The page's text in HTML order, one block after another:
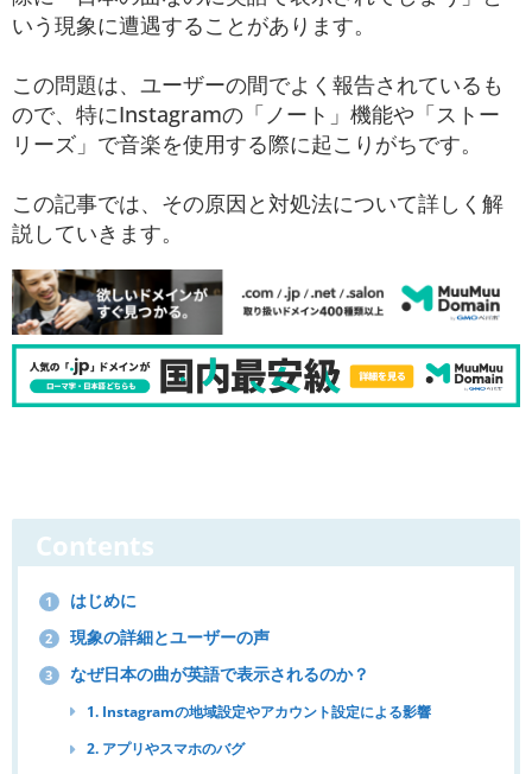
いう現象に遭遇することがあります。
この問題は、ユーザーの間でよく報告されているも
ので、特にInstagramの「ノート」機能や「ストー
リーズ」で音楽を使用する際に起こりがちです。
この記事では、その原因と対処法について詳しく解
説していきます。
Contents
1 はじめに
2 現象の詳細とユーザーの声
3 なぜ日本の曲が英語で表示されるのか？
1. Instagramの地域設定やアカウント設定による影響
2. アプリやスマホのバグ